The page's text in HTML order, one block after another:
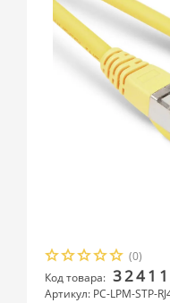
(0)
Код товара: 32411
Артикул: PC-LPM-STP-